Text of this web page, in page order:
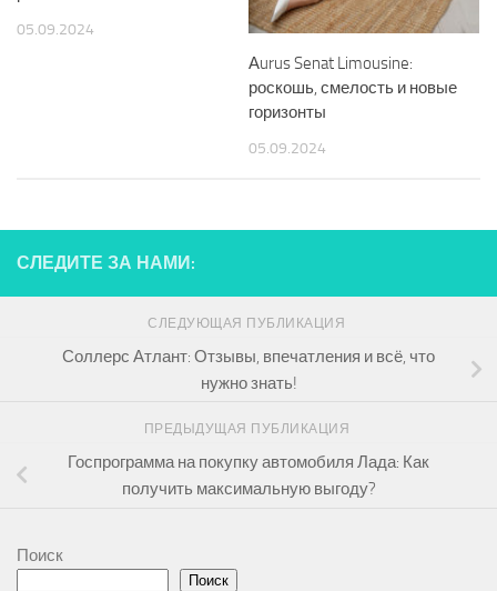
05.09.2024
Аurus Senat Limousine:
роскошь, смелость и новые
горизонты
05.09.2024
СЛЕДИТЕ ЗА НАМИ:
СЛЕДУЮЩАЯ ПУБЛИКАЦИЯ
Соллерс Атлант: Отзывы, впечатления и всё, что
нужно знать!
ПРЕДЫДУЩАЯ ПУБЛИКАЦИЯ
Госпрограмма на покупку автомобиля Лада: Как
получить максимальную выгоду?
Поиск
Поиск